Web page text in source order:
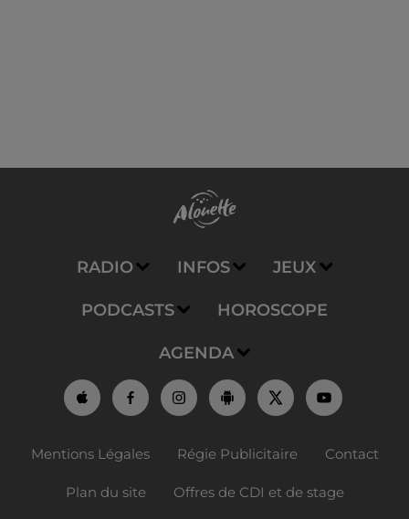
RADIO INFOS JEUX
PODCASTS HOROSCOPE
AGENDA
Mentions Légales Régie Publicitaire Contact
Plan du site Offres de CDI et de stage